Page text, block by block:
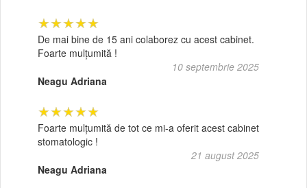
★★★★★
De mai bine de 15 ani colaborez cu acest cabinet.
Foarte mulțumită !
10 septembrie 2025
Neagu Adriana
★★★★★
Foarte mulțumită de tot ce mi-a oferit acest cabinet
stomatologic !
21 august 2025
Neagu Adriana